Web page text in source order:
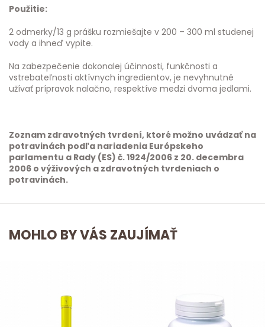
Použitie:
2 odmerky/13 g prášku rozmiešajte v 200 – 300 ml studenej
vody a ihneď vypite.
Na zabezpečenie dokonalej účinnosti, funkčnosti a
vstrebateľnosti aktívnych ingredientov, je nevyhnutné
užívať prípravok nalačno, respektíve medzi dvoma jedlami.
Zoznam zdravotných tvrdení, ktoré možno uvádzať na
potravinách podľa nariadenia Európskeho
parlamentu a Rady (ES) č. 1924/2006 z 20. decembra
2006 o výživových a zdravotných tvrdeniach o
potravinách.
MOHLO BY VÁS ZAUJÍMAŤ